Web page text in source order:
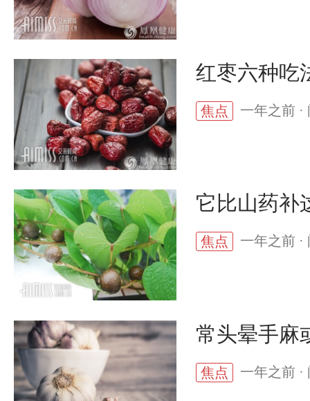
红枣六种吃
焦点 一年之前 ·
它比山药补
焦点 一年之前 ·
常头晕手麻
焦点 一年之前 ·